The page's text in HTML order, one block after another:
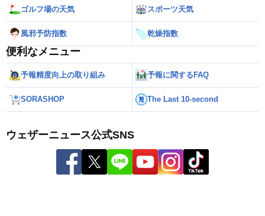
ゴルフ場の天気 スポーツ天気
風邪予防指数 乾燥指数
便利なメニュー
予報精度向上の取り組み 予報に関するFAQ
SORASHOP The Last 10-second
ウェザーニュース公式SNS